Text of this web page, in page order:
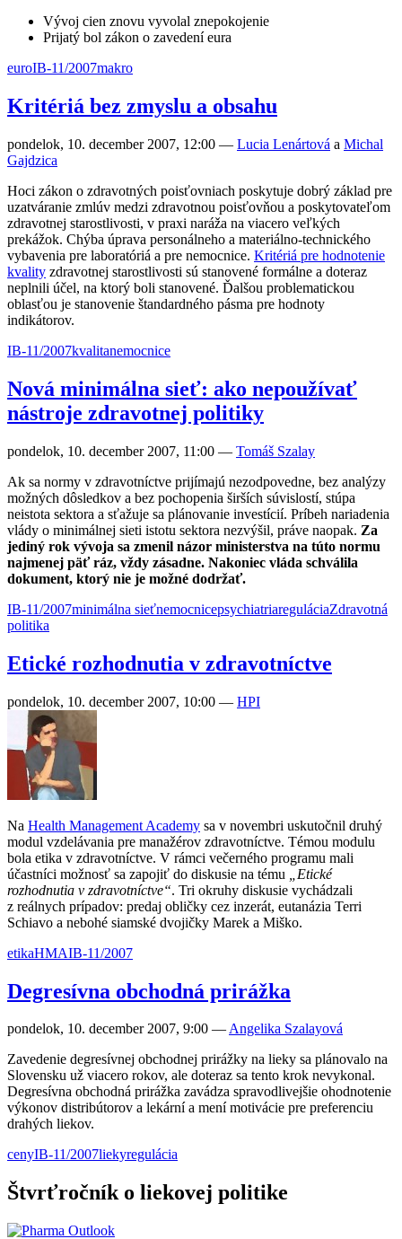
Vývoj cien znovu vyvolal znepokojenie
Prijatý bol zákon o zavedení eura
euroIB-11/2007makro
Kritériá bez zmyslu a obsahu
pondelok, 10. december 2007, 12:00 — Lucia Lenártová a Michal
Gajdzica
Hoci zákon o zdravotných poisťovniach poskytuje dobrý základ pre
uzatváranie zmlúv medzi zdravotnou poisťovňou a poskytovateľom
zdravotnej starostlivosti, v praxi naráža na viacero veľkých
prekážok. Chýba úprava personálneho a materiálno-technického
vybavenia pre laboratóriá a pre nemocnice. Kritériá pre hodnotenie
kvality zdravotnej starostlivosti sú stanovené formálne a doteraz
neplnili účel, na ktorý boli stanovené. Ďalšou problematickou
oblasťou je stanovenie štandardného pásma pre hodnoty
indikátorov.
IB-11/2007kvalitanemocnice
Nová minimálna sieť: ako nepoužívať
nástroje zdravotnej politiky
pondelok, 10. december 2007, 11:00 — Tomáš Szalay
Ak sa normy v zdravotníctve prijímajú nezodpovedne, bez analýzy
možných dôsledkov a bez pochopenia širších súvislostí, stúpa
neistota sektora a sťažuje sa plánovanie investícií. Príbeh nariadenia
vlády o minimálnej sieti istotu sektora nezvýšil, práve naopak. Za
jediný rok vývoja sa zmenil názor ministerstva na túto normu
najmenej päť ráz, vždy zásadne. Nakoniec vláda schválila
dokument, ktorý nie je možné dodržať.
IB-11/2007minimálna sieťnemocnicepsychiatriareguláciaZdravotná
politika
Etické rozhodnutia v zdravotníctve
pondelok, 10. december 2007, 10:00 — HPI
Na Health Management Academy sa v novembri uskutočnil druhý
modul vzdelávania pre manažérov zdravotníctve. Témou modulu
bola etika v zdravotníctve. V rámci večerného programu mali
účastníci možnosť sa zapojiť do diskusie na tému
„Etické
rozhodnutia v zdravotníctve“. Tri okruhy diskusie vychádzali
z reálnych prípadov: predaj obličky cez inzerát, eutanázia Terri
Schiavo a nebohé siamské dvojičky Marek a Miško.
etikaHMAIB-11/2007
Degresívna obchodná prirážka
pondelok, 10. december 2007, 9:00 —Angelika Szalayová
Zavedenie degresívnej obchodnej prirážky na lieky sa plánovalo na
Slovensku už viacero rokov, ale doteraz sa tento krok nevykonal.
Degresívna obchodná prirážka zavádza spravodlivejšie ohodnotenie
výkonov distribútorov a lekární a mení motivácie pre preferenciu
drahých liekov.
cenyIB-11/2007liekyregulácia
Štvrťročník o liekovej politike